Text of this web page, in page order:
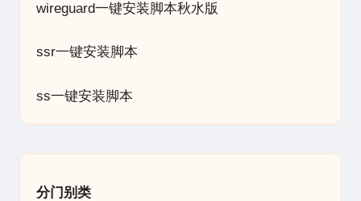
wireguard一键安装脚本秋水版
ssr一键安装脚本
ss一键安装脚本
分门别类